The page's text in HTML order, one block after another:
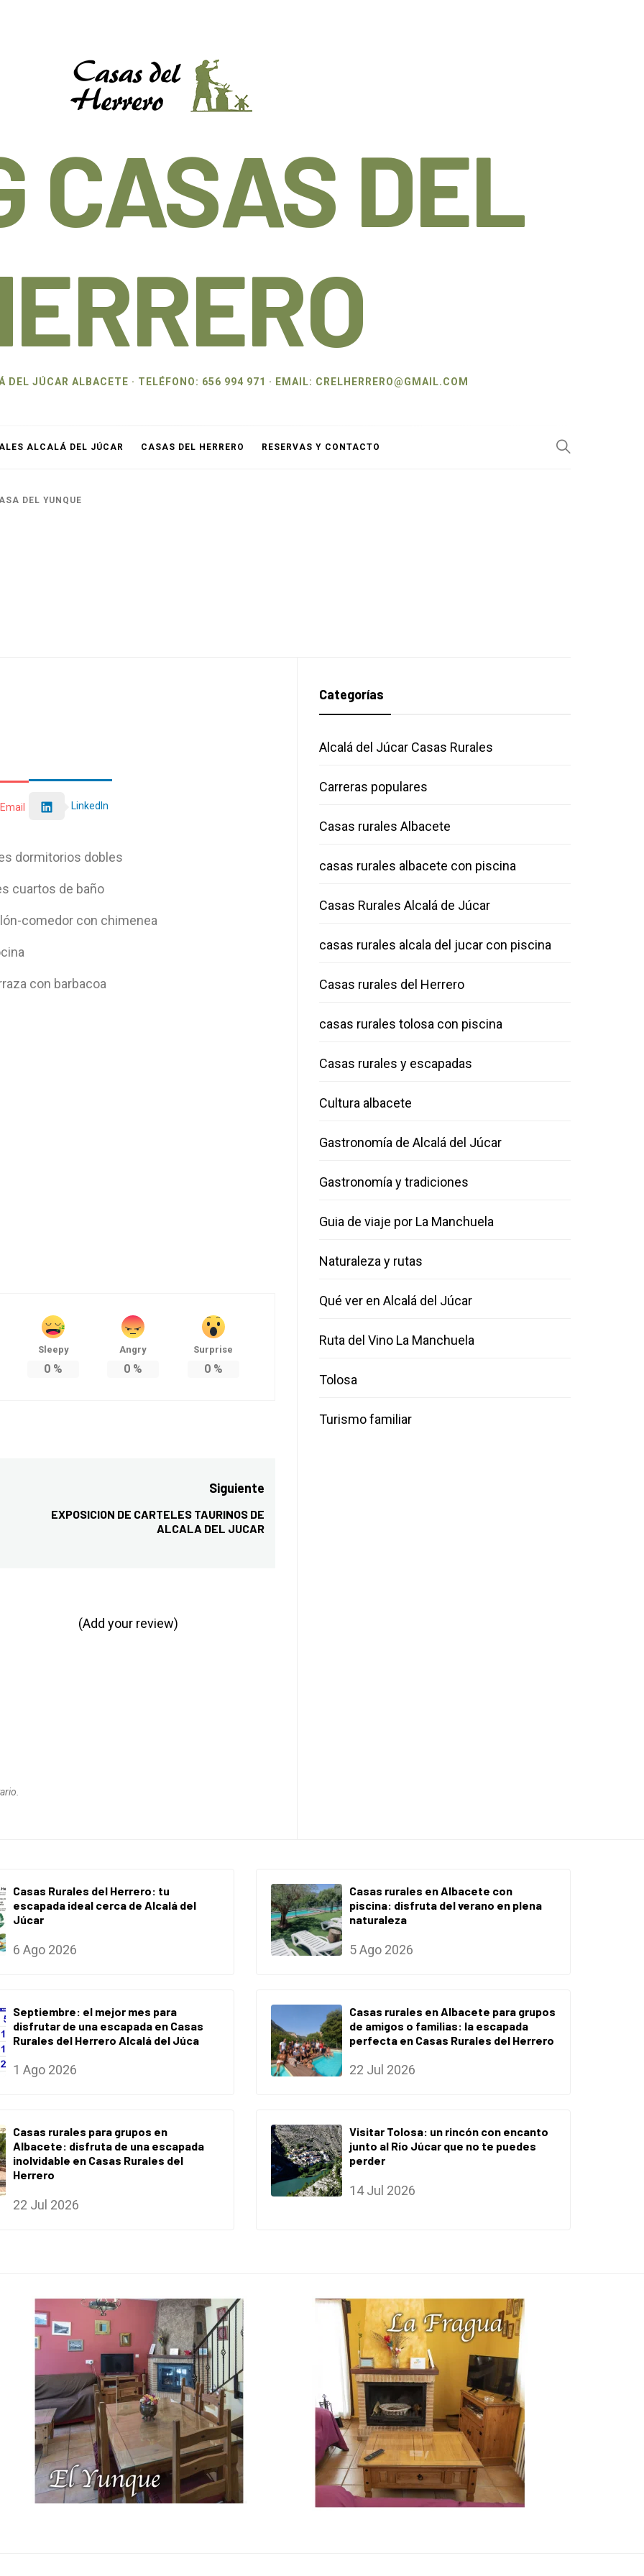
CASAS DEL
DEL JÚCAR ALBACETE · TELÉFONO: 656 994 971 · EMAIL: CRELHERRERO@GMAIL.COM
ALCALÁ DEL JÚCAR CASAS DEL HERRERO RESERVAS Y CONTACTO
DEL YUNQUE
Email LinkedIn
dormitorios dobles
cuartos de baño
comedor con chimenea
con barbacoa
Sleepy
0 %
Angry
0 %
Surprise
0%
Siguiente
Entrada
siguiente:
EXPOSICION DE CARTELES TAURINOS DE
ALCALA DEL JUCAR
(Add your review)
Categorías
Alcalá del Júcar Casas Rurales
Carreras populares
Casas rurales Albacete
casas rurales albacete con piscina
Casas Rurales Alcalá de Júcar
casas rurales alcala del jucar con piscina
Casas rurales del Herrero
casas rurales tolosa con piscina
Casas rurales y escapadas
Cultura albacete
Gastronomía de Alcalá del Júcar
Gastronomía y tradiciones
Guia de viaje por La Manchuela
Naturaleza y rutas
Qué ver en Alcalá del Júcar
Ruta del Vino La Manchuela
Tolosa
Turismo familiar
Casas Rurales del Herrero: tu
escapada ideal cerca de Alcalá del
Júcar
6 Ago 2026
Casas rurales en Albacete con
piscina: disfruta del verano en plena
naturaleza
5 Ago 2026
Septiembre: el mejor mes para
disfrutar de una escapada en Casas
Rurales del Herrero Alcalá del Júca
1 Ago 2026
Casas rurales en Albacete para grupos
de amigos o familias: la escapada
perfecta en Casas Rurales del Herrero
22 Jul 2026
Casas rurales para grupos en
Albacete: disfruta de una escapada
inolvidable en Casas Rurales del
Herrero
22 Jul 2026
Visitar Tolosa: un rincón con encanto
junto al Río Júcar que no te puedes
perder
14 Jul 2026